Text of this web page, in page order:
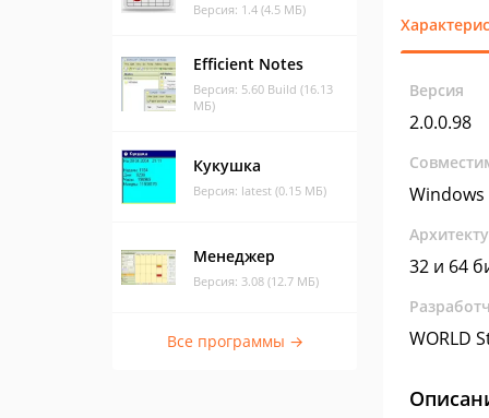
Версия: 1.4 (4.5 МБ)
Efficient Notes
Версия: 5.60 Build (16.13
МБ)
Кукушка
Версия: latest (0.15 МБ)
Менеджер
Версия: 3.08 (12.7 МБ)
Все программы →
Версия
2.0.0.98
Windows
32 и 64
WORLD